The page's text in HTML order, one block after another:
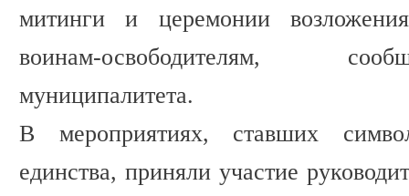
митинги и церемонии
воинам-освободителям,
муниципалитета.
В мероприятиях, ставших
единства, приняли участие